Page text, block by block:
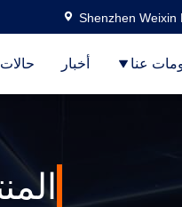
Shenzhen Weixin
عنا أخبار حالات